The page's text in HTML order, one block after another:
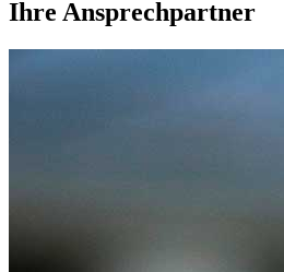
Ihre Ansprechpartner